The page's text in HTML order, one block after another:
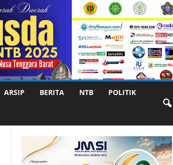
ARSIP BERITA NTB POLITIK